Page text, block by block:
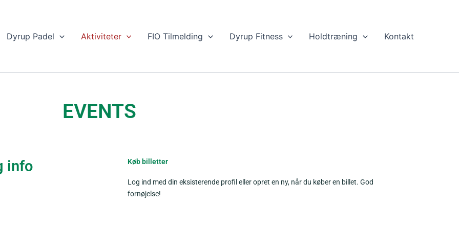
Dyrup Padel Aktiviteter FIO Tilmelding Dyrup Fitness Holdtræning Kontakt
EVENTS
info Køb billetter
Log ind med din eksisterende profil eller opret en ny, når du køber en billet. God
fornøjelse!